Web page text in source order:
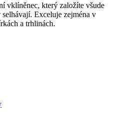
vklíněnec, který založíte všude
Exceluje zejména v
a trhlinách.